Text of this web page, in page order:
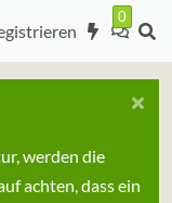
werden die
achten, dass ein